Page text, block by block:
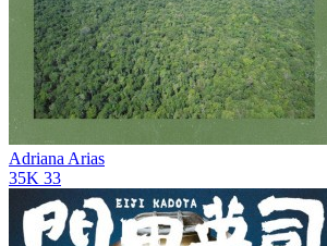
Adriana Arias
35K 33